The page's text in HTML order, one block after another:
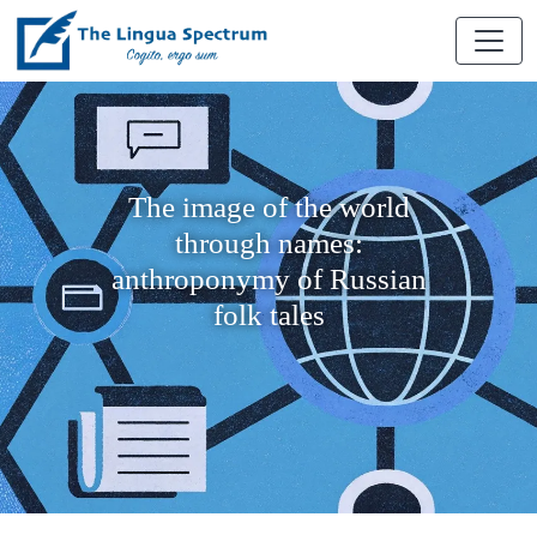
The image of the world
through names:
anthroponymy of Russian
folk tales